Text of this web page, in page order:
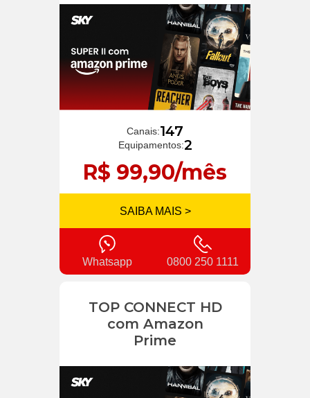
Canais:147
Equipamentos:2
R$ 99,90/mês
SAIBA MAIS >
Whatsapp 0800 250 1111
TOP CONNECT HD
com Amazon
Prime